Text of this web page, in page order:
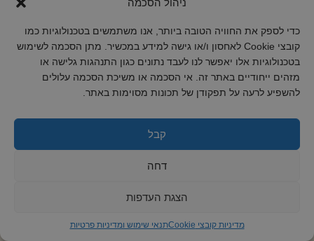
ניהול הסכמה
כדי לספק את החוויה הטובה ביותר, אנו משתמשים בטכנולוגיות כמו
קובצי Cookie לאחסון ו/או גישה למידע במכשיר. מתן הסכמה לשימוש
בטכנולוגיות אלו יאפשר לנו לעבד נתונים כגון התנהגות גלישה או
מזהים ייחודיים באתר זה. אי הסכמה או משיכת הסכמה עלולים
להשפיע לרעה על תפקודן של תכונות מסוימות באתר.
קבל
דחה
הצגת העדפות
מדיניות קובצי Cookie תנאי שימוש ומדיניות פרטיות
כסלו תשפ"ו